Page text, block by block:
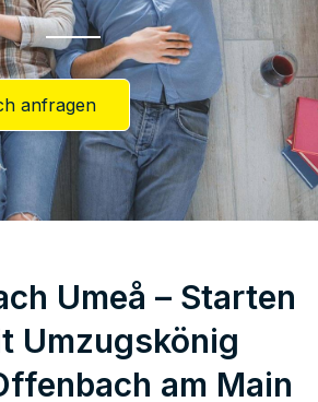
anfragen
Umeå – Starten
Umzugskönig
am Main